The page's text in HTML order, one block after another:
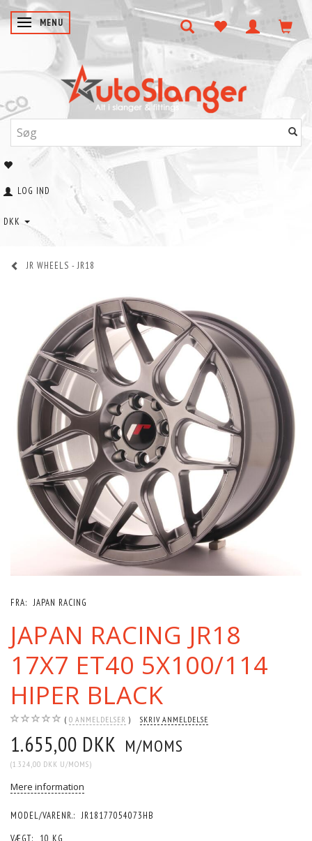
SKIFTE NAVIGATION
MENU
LOG IND
DKK
JR WHEELS - JR18
FRA: JAPAN RACING
JAPAN RACING JR18
17X7 ET40 5X100/114
HIPER BLACK
0 ANMELDELSER SKRIV ANMELDELSE
1.655,00 DKK M/MOMS
(1.324,00 DKK U/MOMS)
Mere information
MODEL/VARENR.: JR18177054073HB
VÆGT:
10 KG